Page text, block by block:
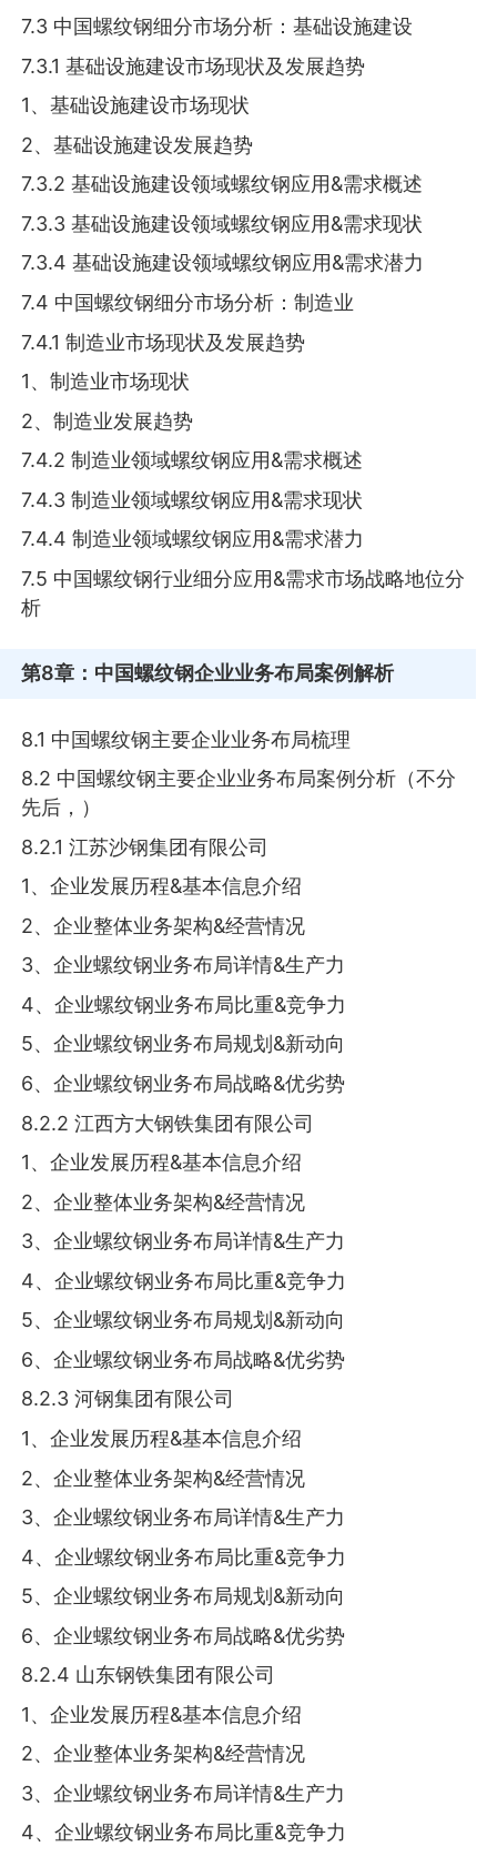
7.3 中国螺纹钢细分市场分析：基础设施建设
7.3.1 基础设施建设市场现状及发展趋势
1、基础设施建设市场现状
2、基础设施建设发展趋势
7.3.2 基础设施建设领域螺纹钢应用&需求概述
7.3.3 基础设施建设领域螺纹钢应用&需求现状
7.3.4 基础设施建设领域螺纹钢应用&需求潜力
7.4 中国螺纹钢细分市场分析：制造业
7.4.1 制造业市场现状及发展趋势
1、制造业市场现状
2、制造业发展趋势
7.4.2 制造业领域螺纹钢应用&需求概述
7.4.3 制造业领域螺纹钢应用&需求现状
7.4.4 制造业领域螺纹钢应用&需求潜力
7.5 中国螺纹钢行业细分应用&需求市场战略地位分
析
第8章 ：中国螺纹钢企业业务布局案例解析
8.1 中国螺纹钢主要企业业务布局梳理
8.2 中国螺纹钢主要企业业务布局案例分析（不分
先后，）
8.2.1 江苏沙钢集团有限公司
1、企业发展历程&基本信息介绍
2、企业整体业务架构&经营情况
3、企业螺纹钢业务布局详情&生产力
4、企业螺纹钢业务布局比重&竞争力
5、企业螺纹钢业务布局规划&新动向
6、企业螺纹钢业务布局战略&优劣势
8.2.2 江西方大钢铁集团有限公司
1、企业发展历程&基本信息介绍
2、企业整体业务架构&经营情况
3、企业螺纹钢业务布局详情&生产力
4、企业螺纹钢业务布局比重&竞争力
5、企业螺纹钢业务布局规划&新动向
6、企业螺纹钢业务布局战略&优劣势
8.2.3 河钢集团有限公司
1、企业发展历程&基本信息介绍
2、企业整体业务架构&经营情况
3、企业螺纹钢业务布局详情&生产力
4、企业螺纹钢业务布局比重&竞争力
5、企业螺纹钢业务布局规划&新动向
6、企业螺纹钢业务布局战略&优劣势
8.2.4 山东钢铁集团有限公司
1、企业发展历程&基本信息介绍
2、企业整体业务架构&经营情况
3、企业螺纹钢业务布局详情&生产力
4、企业螺纹钢业务布局比重&竞争力